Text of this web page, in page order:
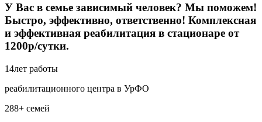
У Вас в семье зависимый человек? Мы поможем!
Быстро, эффективно, ответственно! Комплексная
и эффективная реабилитация в стационаре от
1200р/сутки.
14лет работы
реабилитационного центра в УрФО
288+ семей